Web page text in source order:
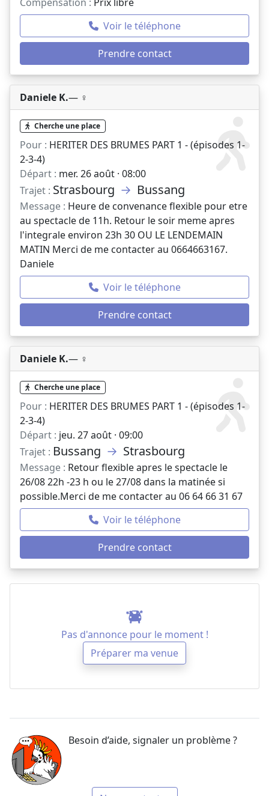
Voir le téléphone
Prendre contact
Daniele K.— ♀️
Cherche une place
Pour : HERITER DES BRUMES PART 1 - (épisodes 1-
2-3-4)
Départ : mer. 26 août · 08:00
Trajet : Strasbourg → Bussang
Message : Heure de convenance flexible pour etre
au spectacle de 11h. Retour le soir meme apres
l'integrale environ 23h 30 OU LE LENDEMAIN
MATIN Merci de me contacter au 0664663167.
Daniele
Voir le téléphone
Prendre contact
Daniele K.— ♀️
Cherche une place
Pour : HERITER DES BRUMES PART 1 - (épisodes 1-
2-3-4)
Départ : jeu. 27 août · 09:00
Trajet : Bussang → Strasbourg
Message : Retour flexible apres le spectacle le
26/08 22h -23 h ou le 27/08 dans la matinée si
possible.Merci de me contacter au 06 64 66 31 67
Voir le téléphone
Prendre contact
Pas d'annonce pour le moment !
Préparer ma venue
Besoin d’aide, signaler un problème ?